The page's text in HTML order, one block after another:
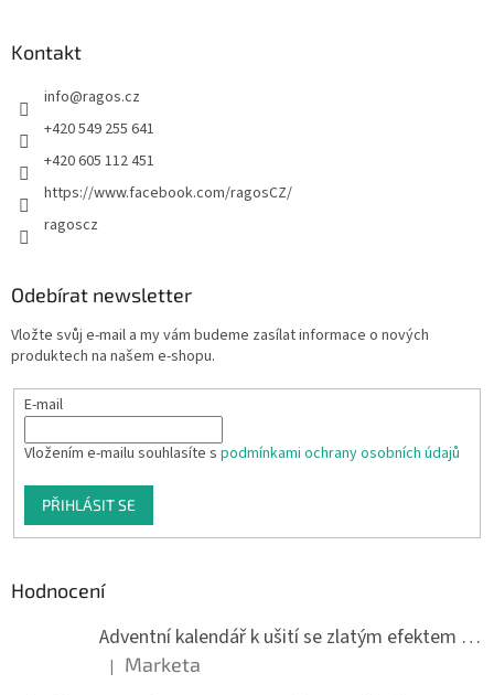
Kontakt
info@ragos.cz
+420 549 255 641
+420 605 112 451
https://www.facebook.com/ragosCZ/
ragoscz
Odebírat newsletter
Vložte svůj e-mail a my vám budeme zasílat informace o nových
produktech na našem e-shopu.
E-mail
Vložením e-mailu souhlasíte s podmínkami ochrany osobních údajů
PŘIHLÁSIT SE
Hodnocení
Adventní kalendář k ušití se zlatým efektem 042Q
Hodnocení produktu je 5 z 5 hvězdiček.
| Marketa